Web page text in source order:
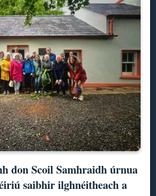
don Scoil Samhraidh úrnua
saibhir ilghnéitheach a